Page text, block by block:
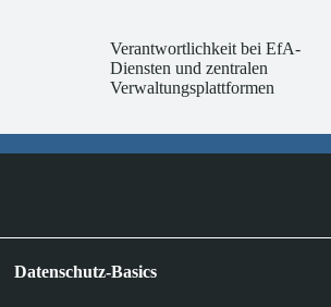
Verantwortlichkeit bei EfA-
Diensten und zentralen
Verwaltungsplattformen
Datenschutz-Basics